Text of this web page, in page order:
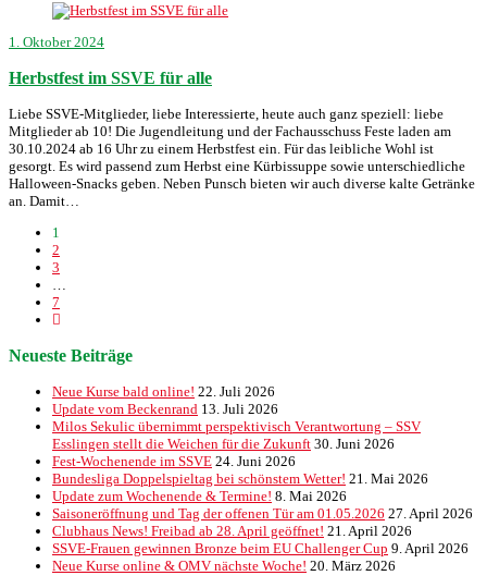
1. Oktober 2024
Herbstfest im SSVE für alle
Liebe SSVE-Mitglieder, liebe Interessierte, heute auch ganz speziell: liebe
Mitglieder ab 10! Die Jugendleitung und der Fachausschuss Feste laden am
30.10.2024 ab 16 Uhr zu einem Herbstfest ein. Für das leibliche Wohl ist
gesorgt. Es wird passend zum Herbst eine Kürbissuppe sowie unterschiedliche
Halloween-Snacks geben. Neben Punsch bieten wir auch diverse kalte Getränke
an. Damit…
1
2
3
7
Neueste Beiträge
Neue Kurse bald online! 22. Juli 2026
Update vom Beckenrand 13. Juli 2026
Milos Sekulic übernimmt perspektivisch Verantwortung – SSV
Esslingen stellt die Weichen für die Zukunft 30. Juni 2026
Fest-Wochenende im SSVE 24. Juni 2026
Bundesliga Doppelspieltag bei schönstem Wetter! 21. Mai 2026
Update zum Wochenende & Termine! 8. Mai 2026
Saisoneröffnung und Tag der offenen Tür am 01.05.2026 27. April 2026
Clubhaus News! Freibad ab 28. April geöffnet! 21. April 2026
SSVE-Frauen gewinnen Bronze beim EU Challenger Cup 9. April 2026
Neue Kurse online & OMV nächste Woche! 20. März 2026